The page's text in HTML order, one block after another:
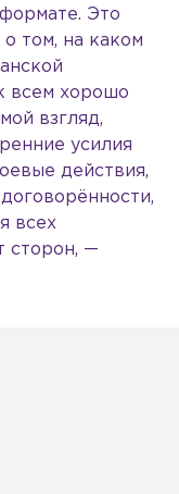
Это
том, на каком
всем хорошо
взгляд,
усилия
действия,
всех
сторон, —